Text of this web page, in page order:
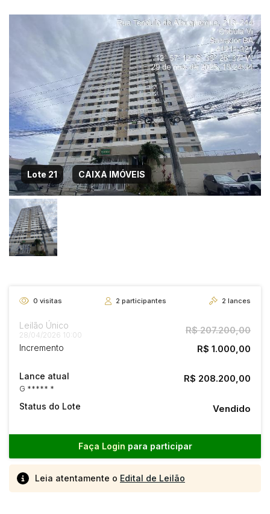
Lote 21 CAIXA IMÓVEIS
0 visitas 2 participantes 2 lances
Leilão Único
28/04/2026 10:00 R$ 207.200,00
Incremento R$ 1.000,00
Lance atual
G ***** *
R$ 208.200,00
Status do Lote Vendido
Faça Login para participar
Leia atentamente o Edital de Leilão